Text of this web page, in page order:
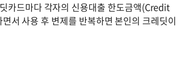
카드마다 각자의 신용대출 한도금액(Credit
서 사용 후 변제를 반복하면 본인의 크레딧이